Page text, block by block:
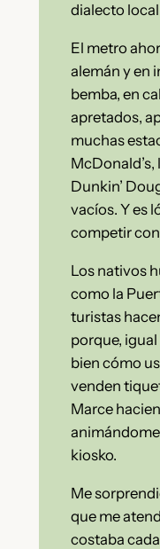
dialecto
El metro
alemán y en
bemba, en
apretados,
muchas
Dunkin’
vacíos. Y es
competir
Los nativos
como la
turistas
porque,
bien cómo
venden
Marce
kiosko.
Me
que me
costaba